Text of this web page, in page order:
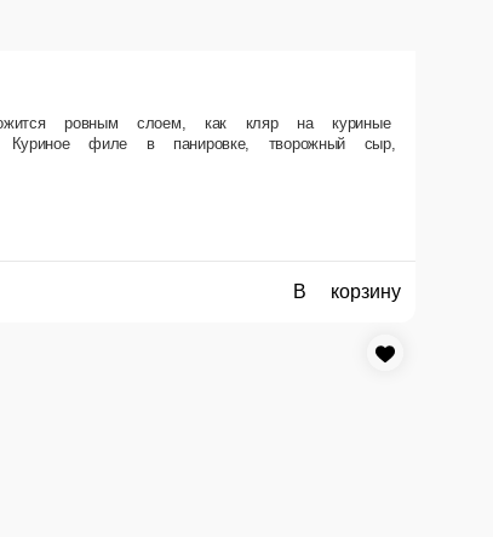
как мягкий творожный сыр, принимает форму тела. Сочные